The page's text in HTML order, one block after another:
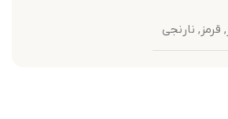
, قرمز , نارنجی